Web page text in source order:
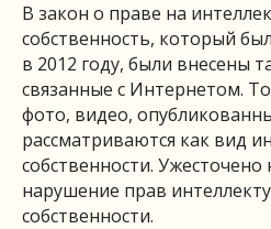
В закон о праве на
собственность, который
в 2012 году, были внесены
связанные с Интернетом.
фото, видео,
рассматриваются как вид
собственности. Ужесточено
нарушение прав
собственности.